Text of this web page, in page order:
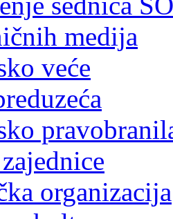
medija
veće
organizacija